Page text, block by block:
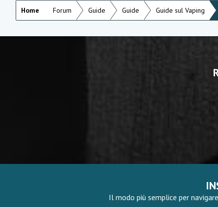
Home Forum Guide Guide Guide sul Vaping
Il modo più semplice per